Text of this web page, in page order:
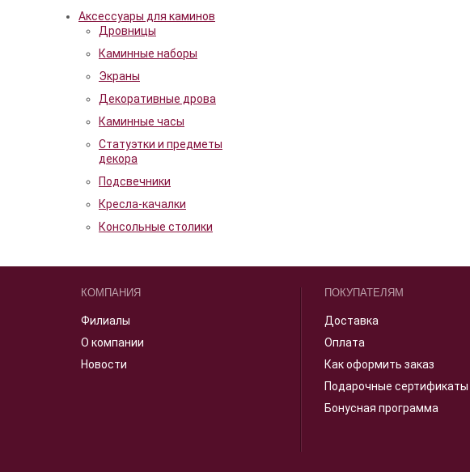
Аксессуары для каминов
Дровницы
Каминные наборы
Экраны
Декоративные дрова
Каминные часы
Статуэтки и предметы
декора
Подсвечники
Кресла-качалки
Консольные столики
КОМПАНИЯ
Филиалы
О компании
Новости
ПОКУПАТЕЛЯМ
Доставка
Оплата
Как оформить заказ
Подарочные сертификаты
Бонусная программа